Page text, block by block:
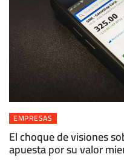
EMPRESAS
El choque de visiones
apuesta por su valor